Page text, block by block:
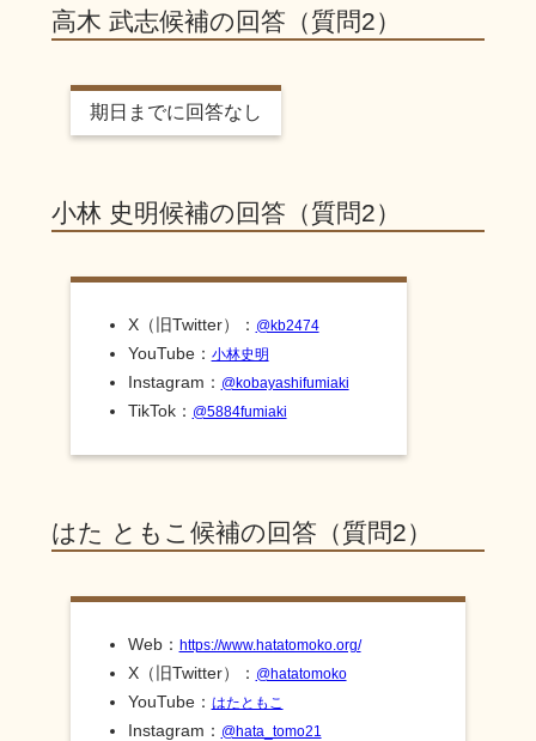
高木 武志候補の回答（質問2）
期日までに回答なし
小林 史明候補の回答（質問2）
X（旧Twitter）： @kb2474
YouTube： 小林史明
Instagram： @kobayashifumiaki
TikTok： @5884fumiaki
はた ともこ候補の回答（質問2）
Web： https://www.hatatomoko.org/
X（旧Twitter）： @hatatomoko
YouTube： はたともこ
Instagram： @hata_tomo21